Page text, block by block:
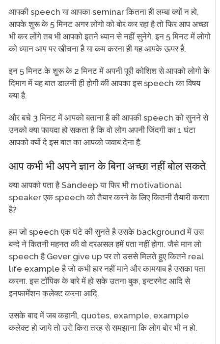
आपकी speech या आपका seminar कितना ही लम्बा क्यों न हो,
आपके शुरू के 5 मिनट अगर लोगो को बोर कर रहा है तो फिर आप अच्छा
भी कर लोंगे तब भी आपको इतने ध्यान से नहीं सुनेगे. इन 5 मिनट में लोगो
को ध्यान आप पर खीचना है या कम करना ही यह आपके ऊपर है.
इन 5 मिनट के शुरू के 2 मिनट में अपनी पूरी कोशिश से आपको लोगो के
दिमाग में यह बात डालनी ही होगी की आपका इस speech का विषय
क्या है.
और बचे 3 मिनट में आपको बताना है की आपकी speech को सुनने से
उनको क्या फायदा हो सकता है कि वो लोग अपनी जिंदगी का 1 घंटा
आपको क्यों दे इस बात का आपको जवाब देना है.
आप कभी भी अपने ज्ञान के बिना अच्छा नहीं बोल सकते
क्या आपको पता है Sandeep या फिर भी motivational
speaker एक speech को तैयार करने के लिए कितनी तैयारी करता
है?
हम जो speech एक घंटे की सुनते है उसके background में उस
बन्दे ने कितनी महनत की वो दरअसल हमें पता नहीं होगा. जैसे मान लो
speech है Gever give up पर तो उससे मिलते हुए कितने real
life example है जो कभी हार नहीं माने और कामयाब है उसका पता
करना. इस टॉपिक के बारे में हो सके उतना बुक, इन्टरनेट आदि से
इनफार्मेशन कलेक्ट करना आदि.
उसके बाद में जब कहानी, quotes, example, example
कलेक्ट हो जाये तो उसे किस तरह से समझाना कि लोग बोर भी न हो.